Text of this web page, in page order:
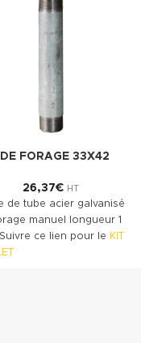
FORAGE 33X42
26,37€ HT
de tube acier galvanisé
manuel longueur 1
ce lien pour le KIT
de tube pour
le forage doivent être